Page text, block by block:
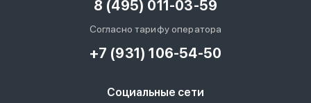
8 (495) 011-03-59
Согласно тарифу оператора
+7 (931) 106-54-50
Социальные сети